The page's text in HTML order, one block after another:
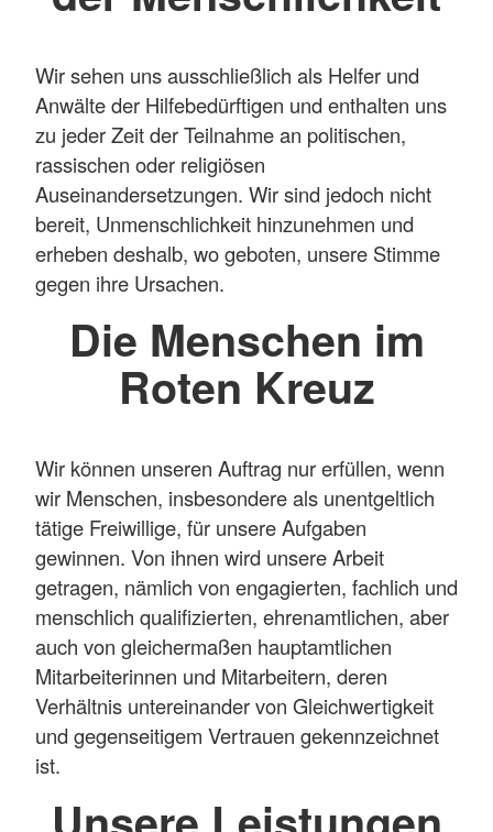
Wir sehen uns ausschließlich als Helfer und
Anwälte der Hilfebedürftigen und enthalten uns
zu jeder Zeit der Teilnahme an politischen,
rassischen oder religiösen
Auseinandersetzungen. Wir sind jedoch nicht
bereit, Unmenschlichkeit hinzunehmen und
erheben deshalb, wo geboten, unsere Stimme
gegen ihre Ursachen.
Die Menschen im
Roten Kreuz
Wir können unseren Auftrag nur erfüllen, wenn
wir Menschen, insbesondere als unentgeltlich
tätige Freiwillige, für unsere Aufgaben
gewinnen. Von ihnen wird unsere Arbeit
getragen, nämlich von engagierten, fachlich und
menschlich qualifizierten, ehrenamtlichen, aber
auch von gleichermaßen hauptamtlichen
Mitarbeiterinnen und Mitarbeitern, deren
Verhältnis untereinander von Gleichwertigkeit
und gegenseitigem Vertrauen gekennzeichnet
ist.